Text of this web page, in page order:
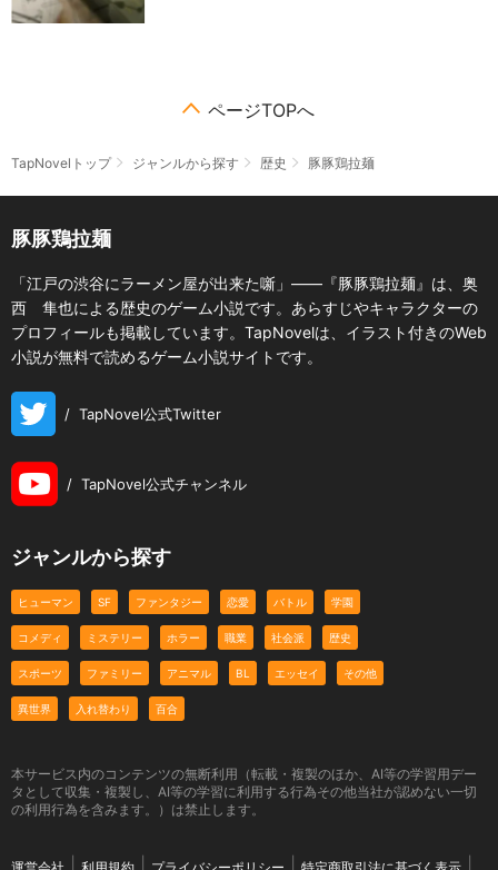
ページTOPへ
TapNovelトップ ジャンルから探す 歴史 豚豚鶏拉麺
豚豚鶏拉麺
「江戸の渋谷にラーメン屋が出来た噺」――『豚豚鶏拉麺』は、奥
西 隼也による歴史のゲーム小説です。あらすじやキャラクターの
プロフィールも掲載しています。TapNovelは、イラスト付きのWeb
小説が無料で読めるゲーム小説サイトです。
/ TapNovel公式Twitter
/ TapNovel公式チャンネル
ジャンルから探す
ヒューマン SF ファンタジー 恋愛 バトル 学園
コメディ ミステリー ホラー 職業 社会派 歴史
スポーツ ファミリー アニマル BL エッセイ その他
異世界 入れ替わり 百合
本サービス内のコンテンツの無断利用（転載・複製のほか、AI等の学習用デー
タとして収集・複製し、AI等の学習に利用する行為その他当社が認めない一切
の利用行為を含みます。）は禁止します。